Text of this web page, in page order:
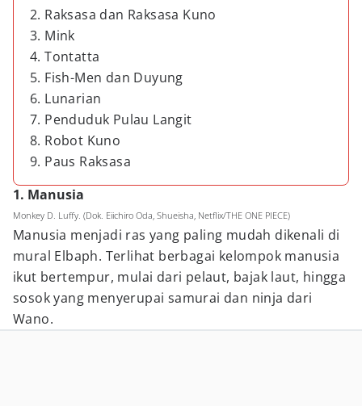
2. Raksasa dan Raksasa Kuno
3. Mink
4. Tontatta
5. Fish-Men dan Duyung
6. Lunarian
7. Penduduk Pulau Langit
8. Robot Kuno
9. Paus Raksasa
1. Manusia
Monkey D. Luffy. (Dok. Eiichiro Oda, Shueisha, Netflix/THE ONE PIECE)
Manusia menjadi ras yang paling mudah dikenali di
mural Elbaph. Terlihat berbagai kelompok manusia
ikut bertempur, mulai dari pelaut, bajak laut, hingga
sosok yang menyerupai samurai dan ninja dari
Wano.